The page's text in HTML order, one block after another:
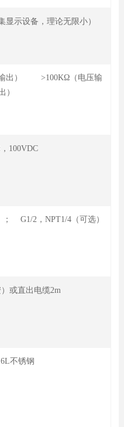
显示设备，理论无限小）
输出） >100KΩ（电压输
）
100VDC
G1/2，NPT1/4（可选）
或直出电缆2m
不锈钢